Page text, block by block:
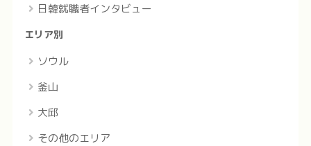
日韓就職者インタビュー
エリア別
ソウル
釜山
大邱
その他のエリア